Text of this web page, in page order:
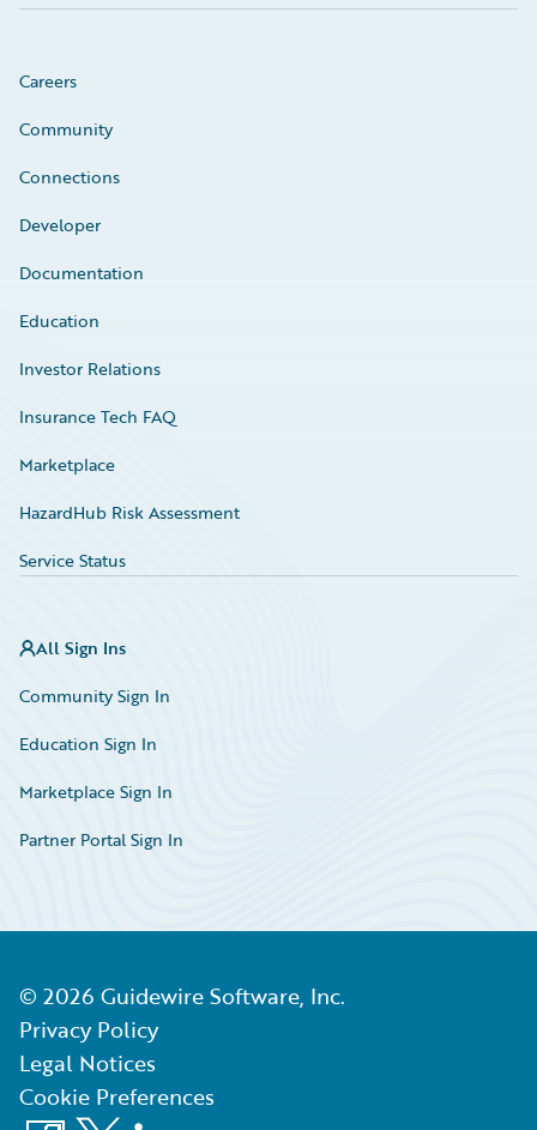
Careers
Community
Connections
Developer
Documentation
Education
Investor Relations
Insurance Tech FAQ
Marketplace
HazardHub Risk Assessment
Service Status
All Sign Ins
Community Sign In
Education Sign In
Marketplace Sign In
Partner Portal Sign In
© 2026 Guidewire Software, Inc.
Privacy Policy
Legal Notices
Cookie Preferences